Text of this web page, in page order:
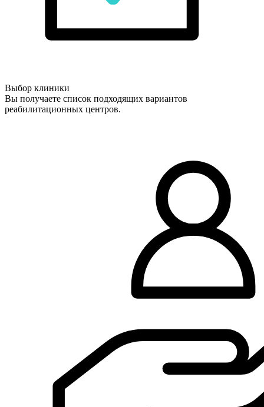
Выбор клиники
Вы получаете список подходящих вариантов
реабилитационных центров.